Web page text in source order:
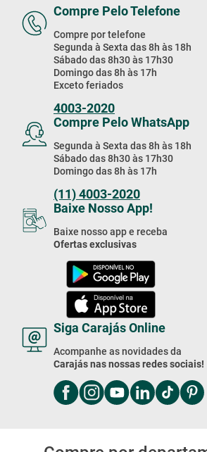
Compre Pelo Telefone
Compre por telefone
Segunda à Sexta das 8h às 18h
Sábado das 8h30 às 17h30
Domingo das 8h às 17h
Exceto feriados
4003-2020
Compre Pelo WhatsApp
Segunda à Sexta das 8h às 18h
Sábado das 8h30 às 17h30
Domingo das 8h às 17h
(11) 4003-2020
Baixe Nosso App!
Baixe nosso app e receba
Ofertas exclusivas
Siga Carajás Online
Acompanhe as novidades da
Carajás nas nossas redes sociais!